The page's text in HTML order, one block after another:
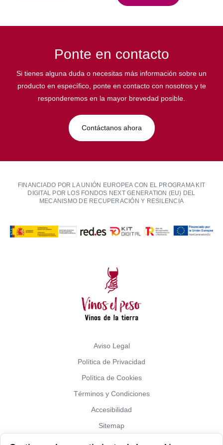
Ponte en contacto
Si tienes alguna duda o necesitas más información sobre un
producto en específico, ponte en contacto con nosotros y te
responderemos en la mayor brevedad posible.
Contáctanos ahora
FINANCIADO POR LA UNIÓN EUROPEA CON EL PROGRAMA KIT
DIGITAL POR LOS FONDOS NEXT GENERATION (EU) DEL
MECANISMO DE RECUPERACIÓN Y RESILENCIA
Aviso Legal
Política de Privacidad
Política de Cookies
Términos y Condiciones
Accesibilidad
Sitemap